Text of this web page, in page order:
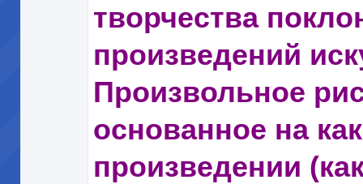
творчества
произведений
Произвольное
основанное на
произведении